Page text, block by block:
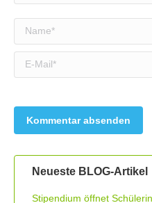
Name *
E-Mail *
Neueste BLOG-Artikel
Stipendium öffnet